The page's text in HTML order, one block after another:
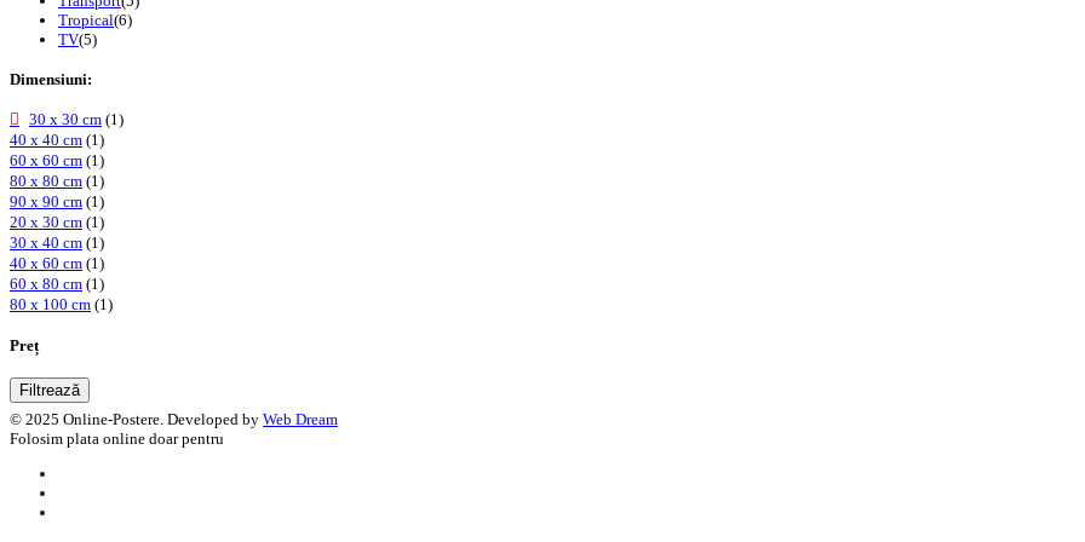
Tropical(6)
TV(5)
Dimensiuni:
30 x 30 cm (1)
40 x 40 cm (1)
60 x 60 cm (1)
80 x 80 cm (1)
90 x 90 cm (1)
20 x 30 cm (1)
30 x 40 cm (1)
40 x 60 cm (1)
60 x 80 cm (1)
80 x 100 cm (1)
Preț
Filtrează
© 2025 Online-Postere. Developed by Web Dream
Folosim plata online doar pentru